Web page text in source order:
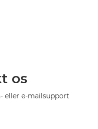
os
eller e-mailsupport